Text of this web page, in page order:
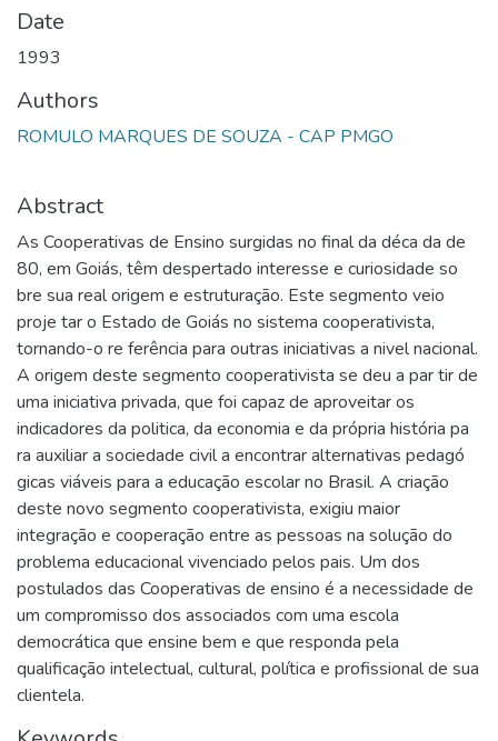
Date
1993
Authors
ROMULO MARQUES DE SOUZA - CAP PMGO
Abstract
As Cooperativas de Ensino surgidas no final da déca da de
80, em Goiás, têm despertado interesse e curiosidade so
bre sua real origem e estruturação. Este segmento veio
proje tar o Estado de Goiás no sistema cooperativista,
tornando-o re ferência para outras iniciativas a nivel nacional.
A origem deste segmento cooperativista se deu a par tir de
uma iniciativa privada, que foi capaz de aproveitar os
indicadores da politica, da economia e da própria história pa
ra auxiliar a sociedade civil a encontrar alternativas pedagó
gicas viáveis para a educação escolar no Brasil. A criação
deste novo segmento cooperativista, exigiu maior
integração e cooperação entre as pessoas na solução do
problema educacional vivenciado pelos pais. Um dos
postulados das Cooperativas de ensino é a necessidade de
um compromisso dos associados com uma escola
democrática que ensine bem e que responda pela
qualificação intelectual, cultural, política e profissional de sua
clientela.